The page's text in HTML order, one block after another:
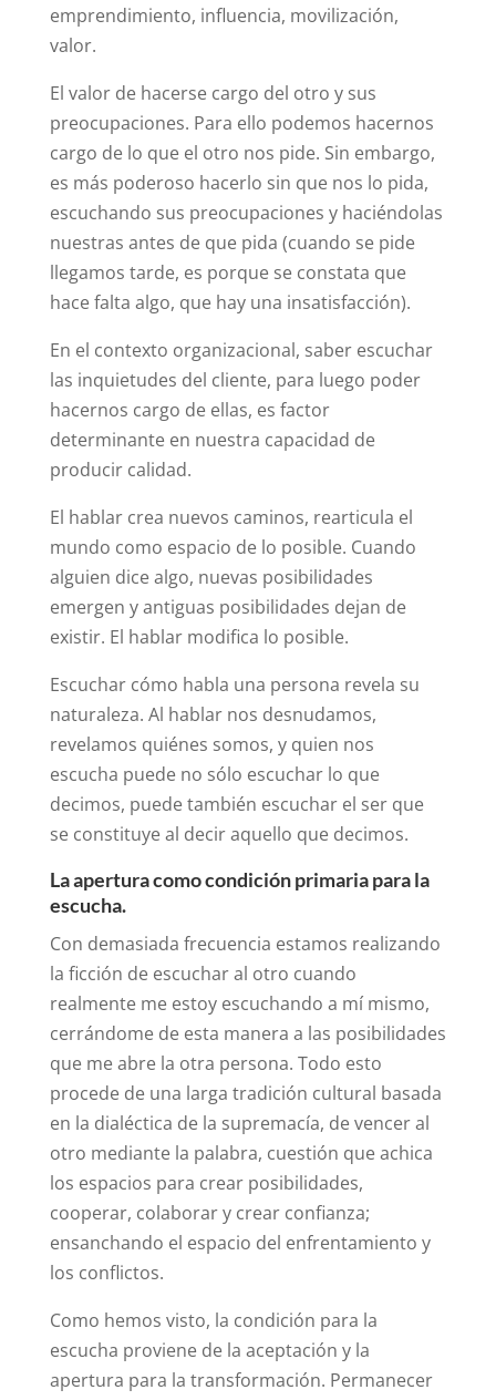
emprendimiento, influencia, movilización,
valor.
El valor de hacerse cargo del otro y sus
preocupaciones. Para ello podemos hacernos
cargo de lo que el otro nos pide. Sin embargo,
es más poderoso hacerlo sin que nos lo pida,
escuchando sus preocupaciones y haciéndolas
nuestras antes de que pida (cuando se pide
llegamos tarde, es porque se constata que
hace falta algo, que hay una insatisfacción).
En el contexto organizacional, saber escuchar
las inquietudes del cliente, para luego poder
hacernos cargo de ellas, es factor
determinante en nuestra capacidad de
producir calidad.
El hablar crea nuevos caminos, rearticula el
mundo como espacio de lo posible. Cuando
alguien dice algo, nuevas posibilidades
emergen y antiguas posibilidades dejan de
existir. El hablar modifica lo posible.
Escuchar cómo habla una persona revela su
naturaleza. Al hablar nos desnudamos,
revelamos quiénes somos, y quien nos
escucha puede no sólo escuchar lo que
decimos, puede también escuchar el ser que
se constituye al decir aquello que decimos.
La apertura como condición primaria para la
escucha.
Con demasiada frecuencia estamos realizando
la ficción de escuchar al otro cuando
realmente me estoy escuchando a mí mismo,
cerrándome de esta manera a las posibilidades
que me abre la otra persona. Todo esto
procede de una larga tradición cultural basada
en la dialéctica de la supremacía, de vencer al
otro mediante la palabra, cuestión que achica
los espacios para crear posibilidades,
cooperar, colaborar y crear confianza;
ensanchando el espacio del enfrentamiento y
los conflictos.
Como hemos visto, la condición para la
escucha proviene de la aceptación y la
apertura para la transformación. Permanecer